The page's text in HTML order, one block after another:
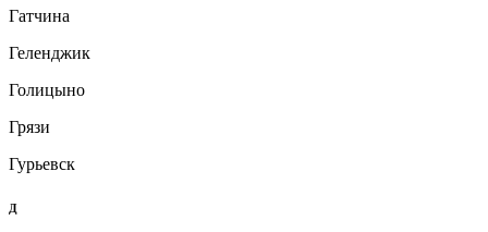
Гатчина
Геленджик
Голицыно
Грязи
Гурьевск
Д